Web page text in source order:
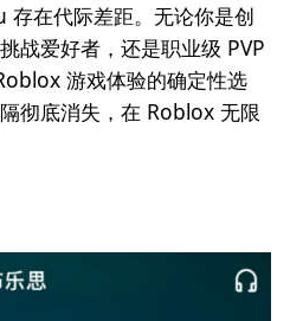
在代际差距。无论你是创
战爱好者，还是职业级 PVP
游戏体验的确定性选
彻底消失，在 Roblox 无限